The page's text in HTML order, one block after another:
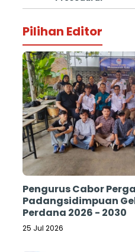
Pilihan Editor
Pengurus Cabor
Padangsidimpuan
Perdana 2026 - 2030
25 Jul 2026